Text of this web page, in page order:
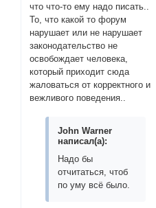
что что-то ему надо писать..
То, что какой то форум
нарушает или не нарушает
законодательство не
освобождает человека,
который приходит сюда
жаловаться от корректного и
вежливого поведения..
John Warner
написал(а):
Надо бы
отчитаться, чтоб
по уму всё было.